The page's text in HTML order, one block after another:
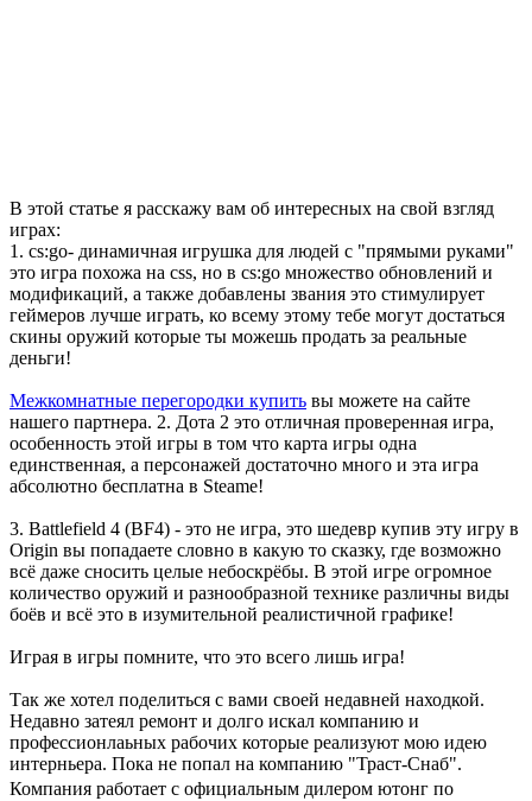
В этой статье я расскажу вам об интересных на свой взгляд
играх:
1. cs:go- динамичная игрушка для людей с "прямыми руками"
это игра похожа на css, но в cs:go множество обновлений и
модификаций, а также добавлены звания это стимулирует
геймеров лучше играть, ко всему этому тебе могут достаться
скины оружий которые ты можешь продать за реальные
деньги!
Межкомнатные перегородки купить вы можете на сайте
нашего партнера. 2. Дота 2 это отличная проверенная игра,
особенность этой игры в том что карта игры одна
единственная, а персонажей достаточно много и эта игра
абсолютно бесплатна в Steame!
3. Battlefield 4 (BF4) - это не игра, это шедевр купив эту игру в
Origin вы попадаете словно в какую то сказку, где возможно
всё даже сносить целые небоскрёбы. В этой игре огромное
количество оружий и разнообразной технике различны виды
боёв и всё это в изумительной реалистичной графике!
Играя в игры помните, что это всего лишь игра!
Так же хотел поделиться с вами своей недавней находкой.
Недавно затеял ремонт и долго искал компанию и
профессионлаьных рабочих которые реализуют мою идею
интерньера. Пока не попал на компанию "Траст-Снаб".
Компания работает с официальным дилером ютонг по